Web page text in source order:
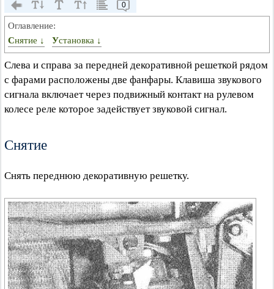
0
Оглавление:
Снятие ↓
Установка ↓
Слева и справа за передней декоративной решеткой рядом
с фарами расположены две фанфары. Клавиша звукового
сигнала включает через подвижный контакт на рулевом
колесе реле которое задействует звуковой сигнал.
Снятие
Снять переднюю декоративную решетку.